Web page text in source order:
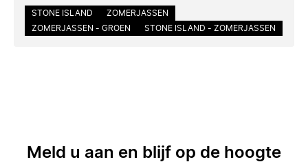
STONE ISLAND
ZOMERJASSEN
ZOMERJASSEN - GROEN
STONE ISLAND - ZOMERJASSEN
Meld u aan en blijf op de hoogte